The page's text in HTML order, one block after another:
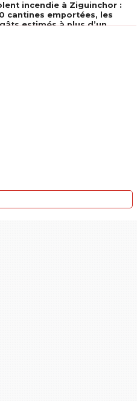
incendie à Ziguinchor :
cantines emportées, les
estimés à plus d’un